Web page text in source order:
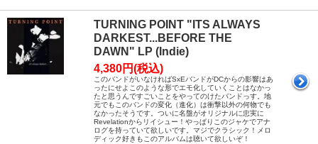
TURNING POINT "ITS ALWAYS
DARKEST...BEFORE THE
DAWN" LP (Indie)
4,380円(税込)
このバンドがいなければSxEバンドがDCからの影響はあ
ったにせよこのような形でエモ化していくことはなかっ
たと思うんですごいことをやってのけたバンドっす。地
元でもこのバンドの変化（進化）は衝撃以外の何物でも
なかったそうです。ついに名盤がオリジナルに忠実に
Revelationからリイシュー！やっぱりこのジャケでアナ
ログを持っていて欲しいです。マジでクラシック！メロ
ディック好きもこのアルバムは聴いて欲しいぞ！